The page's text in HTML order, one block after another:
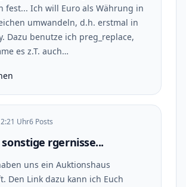
fest... Ich will Euro als Währung in
umwandeln, d.h. erstmal in
Dazu benutze ich preg_replace,
es z.T. auch…
Uhr6 Posts
sonstige rgernisse...
uns ein Auktionshaus
Den Link dazu kann ich Euch